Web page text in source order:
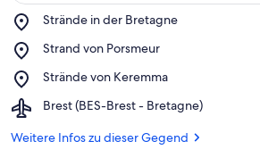
Strände in der Bretagne
Place,
in
Bretagne
Strand von Porsmeur
Place,
von
Strände von Keremma
Place,
von
Brest (BES-Brest - Bretagne)
Airport,
(BES-
Weitere Infos zu dieser Gegend